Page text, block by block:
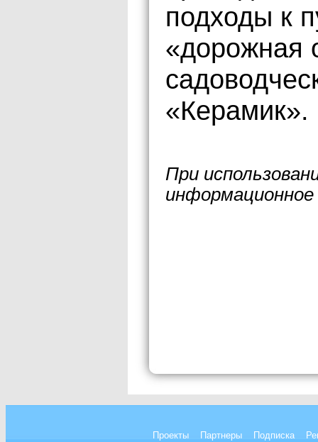
подходы к
«дорожная
«Керамик».
При
Проекты Партнеры Подписка